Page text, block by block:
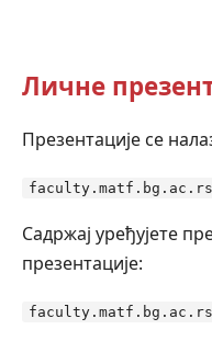
Личне
Презентације се
Садржај уређујете
презентације: